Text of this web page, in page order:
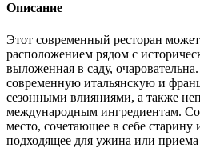
Описание
Этот современный ресторан
расположением рядом с
выложенная в саду,
современную итальянскую и
сезонными влияниями, а также
международным ингредиентам.
место, сочетающее в себе старину
подходящее для ужина или приема